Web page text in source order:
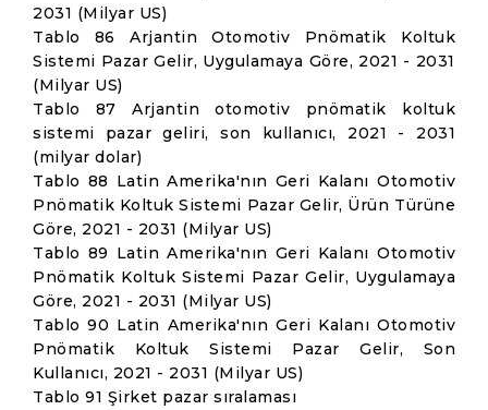
2031 (Milyar US)
Tablo 86 Arjantin Otomotiv Pnömatik Koltuk
Sistemi Pazar Gelir, Uygulamaya Göre, 2021 - 2031
(Milyar US)
Tablo 87 Arjantin otomotiv pnömatik koltuk
sistemi pazar geliri, son kullanıcı, 2021 - 2031
(milyar dolar)
Tablo 88 Latin Amerika'nın Geri Kalanı Otomotiv
Pnömatik Koltuk Sistemi Pazar Gelir, Ürün Türüne
Göre, 2021 - 2031 (Milyar US)
Tablo 89 Latin Amerika'nın Geri Kalanı Otomotiv
Pnömatik Koltuk Sistemi Pazar Gelir, Uygulamaya
Göre, 2021 - 2031 (Milyar US)
Tablo 90 Latin Amerika'nın Geri Kalanı Otomotiv
Pnömatik Koltuk Sistemi Pazar Gelir, Son
Kullanıcı, 2021 - 2031 (Milyar US)
Tablo 91 Şirket pazar sıralaması